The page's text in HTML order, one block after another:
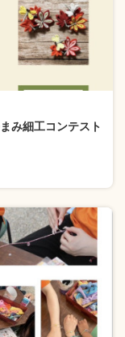
み細工コンテスト